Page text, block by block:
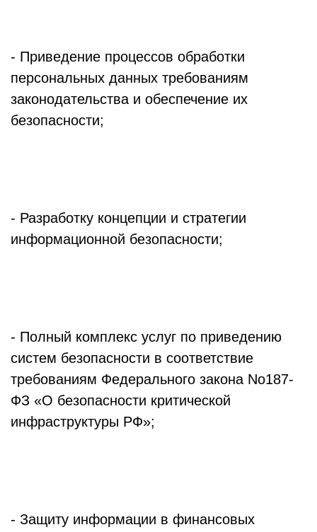
- Приведение процессов обработки
персональных данных требованиям
законодательства и обеспечение их
безопасности;
- Разработку концепции и стратегии
информационной безопасности;
- Полный комплекс услуг по приведению
систем безопасности в соответствие
требованиям Федерального закона No187-
ФЗ «О безопасности критической
инфраструктуры РФ»;
- Защиту информации в финансовых